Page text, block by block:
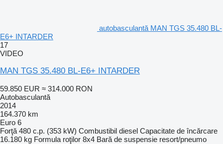
autobasculantă MAN TGS 35.480 BL-
E6+ INTARDER
17
VIDEO
MAN TGS 35.480 BL-E6+ INTARDER
59.850 EUR ≈ 314.000 RON
Autobasculantă
2014
164.370 km
Euro 6
Forţă 480 c.p. (353 kW) Combustibil diesel Capacitate de încărcare
16.180 kg Formula roţilor 8x4 Bară de suspensie resort/pneumo